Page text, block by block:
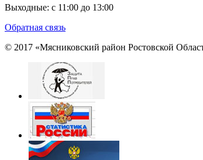
Выходные: с 11:00 до 13:00
Обратная связь
© 2017 «Мясниковский район Ростовской